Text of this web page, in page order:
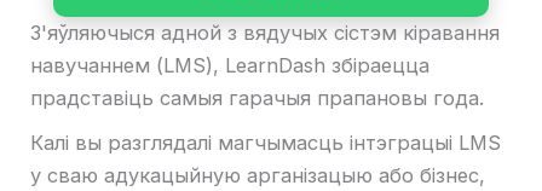
З'яўляючыся адной з вядучых сістэм кіравання
навучаннем (LMS), LearnDash збіраецца
прадставіць самыя гарачыя прапановы года.
Калі вы разглядалі магчымасць інтэграцыі LMS
у сваю адукацыйную арганізацыю або бізнес,